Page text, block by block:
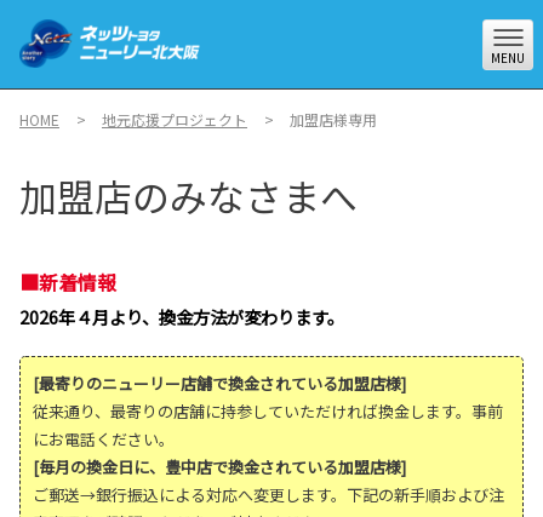
MENU
HOME 地元応援プロジェクト 加盟店様専用
加盟店のみなさまへ
■新着情報
2026年４月より、換金方法が変わります。
[最寄りのニューリー店舗で換金されている加盟店様]
従来通り、最寄りの店舗に持参していただければ換金します。事前
にお電話ください。
[毎月の換金日に、豊中店で換金されている加盟店様]
ご郵送→銀行振込による対応へ変更します。下記の新手順および注